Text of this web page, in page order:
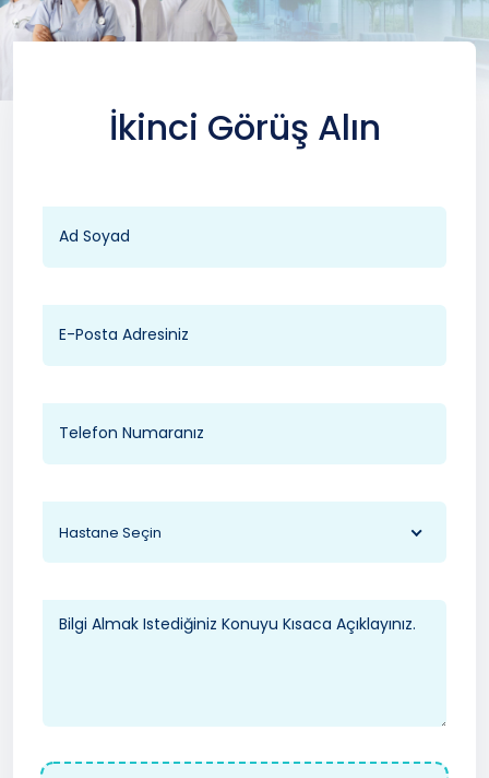
İkinci Görüş Alın
Hastane Seçin